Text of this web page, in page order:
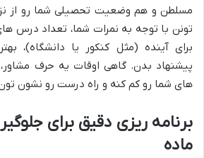
مسلطن و هم وضعیت تحصیلی شما رو از
تونن با توجه به نمرات شما، تعداد درس
برای آینده (مثل کنکور یا دانشگاه)،
پیشنهاد بدن. گاهی اوقات یه حرف مشاور،
های شما رو کم کنه و راه درست رو نشون
برنامه ریزی دقیق برای
ماده